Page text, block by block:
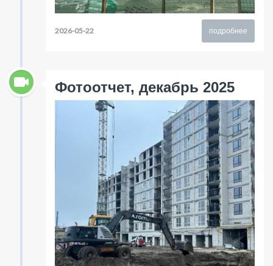
подробнее
2026-05-22
Фотоотчет, декабрь 2025